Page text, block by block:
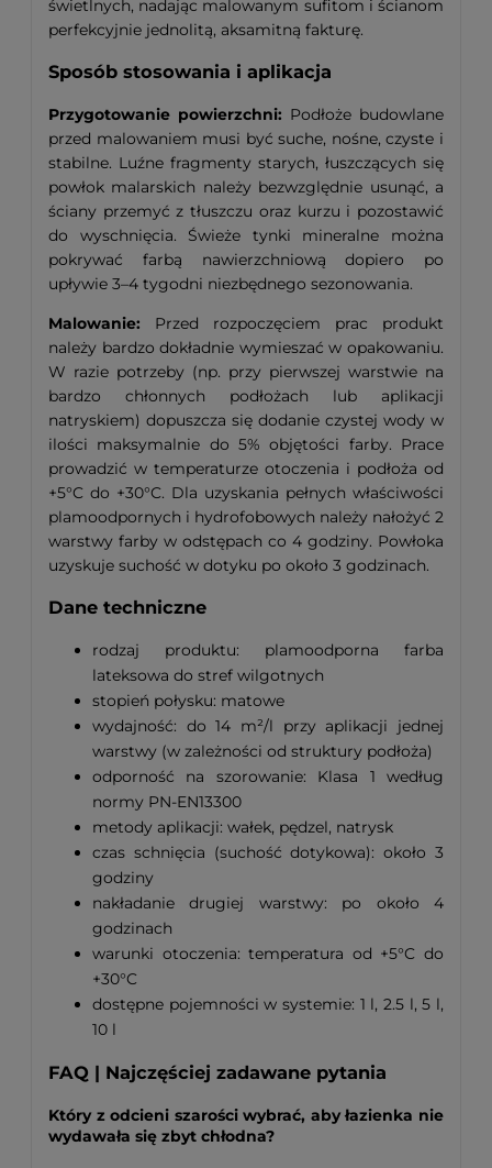
świetlnych, nadając malowanym sufitom i ścianom
perfekcyjnie jednolitą, aksamitną fakturę.
Sposób stosowania i aplikacja
Przygotowanie powierzchni: Podłoże budowlane
przed malowaniem musi być suche, nośne, czyste i
stabilne. Luźne fragmenty starych, łuszczących się
powłok malarskich należy bezwzględnie usunąć, a
ściany przemyć z tłuszczu oraz kurzu i pozostawić
do wyschnięcia. Świeże tynki mineralne można
pokrywać farbą nawierzchniową dopiero po
upływie 3–4 tygodni niezbędnego sezonowania.
Malowanie: Przed rozpoczęciem prac produkt
należy bardzo dokładnie wymieszać w opakowaniu.
W razie potrzeby (np. przy pierwszej warstwie na
bardzo chłonnych podłożach lub aplikacji
natryskiem) dopuszcza się dodanie czystej wody w
ilości maksymalnie do 5% objętości farby. Prace
prowadzić w temperaturze otoczenia i podłoża od
+5°C do +30°C. Dla uzyskania pełnych właściwości
plamoodpornych i hydrofobowych należy nałożyć 2
warstwy farby w odstępach co 4 godziny. Powłoka
uzyskuje suchość w dotyku po około 3 godzinach.
Dane techniczne
rodzaj produktu: plamoodporna farba
lateksowa do stref wilgotnych
stopień połysku: matowe
wydajność: do 14 m²/l przy aplikacji jednej
warstwy (w zależności od struktury podłoża)
odporność na szorowanie: Klasa 1 według
normy PN-EN13300
metody aplikacji: wałek, pędzel, natrysk
czas schnięcia (suchość dotykowa): około 3
godziny
nakładanie drugiej warstwy: po około 4
godzinach
warunki otoczenia: temperatura od +5°C do
+30°C
dostępne pojemności w systemie: 1 l, 2.5 l, 5 l,
10 l
FAQ | Najczęściej zadawane pytania
Który z odcieni szarości wybrać, aby łazienka nie
wydawała się zbyt chłodna?